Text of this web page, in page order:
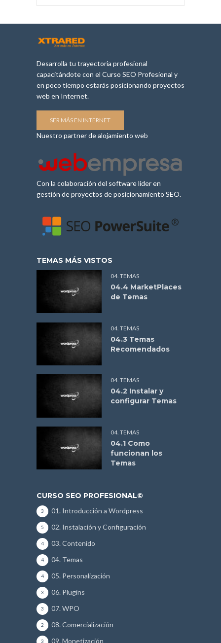
Desarrolla tu trayectoria profesional
capacitándote con el Curso SEO Profesional y
en poco tiempo estarás posicionando proyectos
web en Internet.
SER MÁS EN INTERNET
Nuestro partner de alojamiento web
Con la colaboración del software líder en
gestión de proyectos de posicionamiento SEO.
TEMAS MÁS VISTOS
04. TEMAS
04.4 MarketPlaces
de Temas
04. TEMAS
04.3 Temas
Recomendados
04. TEMAS
04.2 Instalar y
configurar Temas
04. TEMAS
04.1 Como
funcionan los
Temas
CURSO SEO PROFESIONAL©
01. Introducción a Wordpress
3
02. Instalación y Configuración
5
03. Contenido
4
04. Temas
4
05. Personalización
4
06. Plugins
3
07. WPO
3
08. Comercialización
2
09. Monetización
3